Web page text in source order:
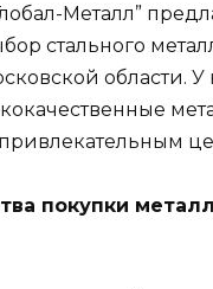
Металл”
стального
области. У
покупки